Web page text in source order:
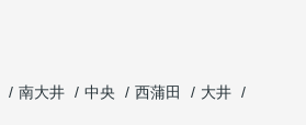
南大井 中央 西蒲田
大井